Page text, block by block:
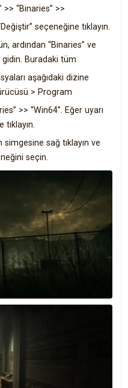
>> “Binaries” >>
seçeneğine tıklayın.
ardından “Binaries” ve
Buradaki tüm
aşağıdaki dizine
> Program
>> “Win64”. Eğer uyarı
tıklayın.
sağ tıklayın ve
seçin.